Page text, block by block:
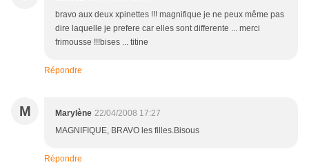
bravo aux deux xpinettes !!! magnifique je ne peux même pas
dire laquelle je prefere car elles sont differente ... merci
frimousse !!!bises ... titine
Répondre
M Marylène 22/04/2008 17:27
MAGNIFIQUE, BRAVO les filles.Bisous
Répondre